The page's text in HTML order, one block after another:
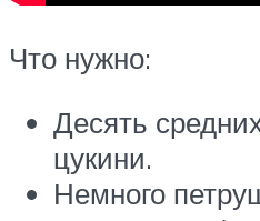
Что нужно:
Десять
цукини.
Немного